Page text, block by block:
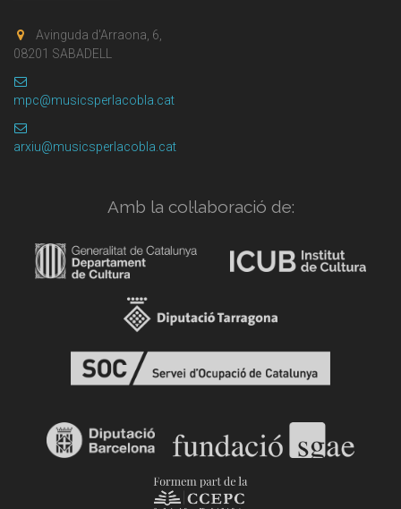
Avinguda d'Arraona, 6,
08201 SABADELL
mpc@musicsperlacobla.cat
arxiu@musicsperlacobla.cat
Amb la col·laboració de: